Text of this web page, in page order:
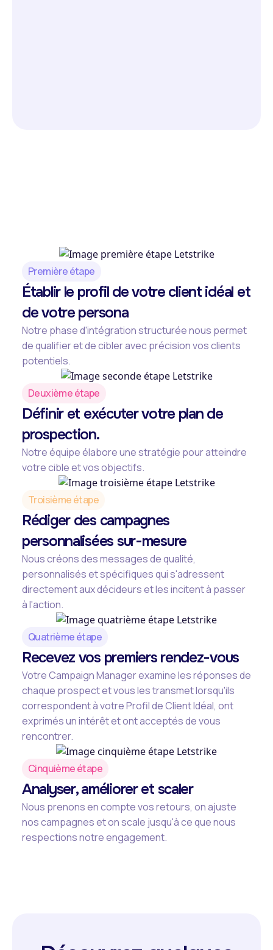
Première étape
Établir le profil de votre client idéal et
de votre persona
Notre phase d'intégration structurée nous permet
de qualifier et de cibler avec précision vos clients
potentiels.
Deuxième étape
Définir et exécuter votre plan de
prospection.
Notre équipe élabore une stratégie pour atteindre
votre cible et vos objectifs.
Troisième étape
Rédiger des campagnes
personnalisées sur-mesure
Nous créons des messages de qualité,
personnalisés et spécifiques qui s'adressent
directement aux décideurs et les incitent à passer
à l'action.
Quatrième étape
Recevez vos premiers rendez-vous
Votre Campaign Manager examine les réponses de
chaque prospect et vous les transmet lorsqu'ils
correspondent à votre Profil de Client Idéal, ont
exprimés un intérêt et ont acceptés de vous
rencontrer.
Cinquième étape
Analyser, améliorer et scaler
Nous prenons en compte vos retours, on ajuste
nos campagnes et on scale jusqu'à ce que nous
respections notre engagement.